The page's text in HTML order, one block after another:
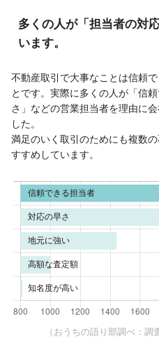
多くの人が「担当者の対
います。
不動産取引で大事なことは信頼
とです。実際に多くの人が「信
さ」などの営業担当者を理由に
した。
満足のいく取引のためにも複数
すすめしています。
（おうちの語り部調べ：